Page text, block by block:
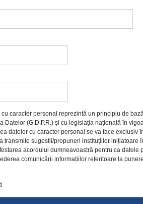
caracter personal reprezintă un principiu de
Datelor (G.D.P.R.) și cu legislația națională în
datelor cu caracter personal se va face
transmite sugestii/propuneri instituțiilor
acordului dumneavoastră pentru ca
comunicării informațiilor referitoare la